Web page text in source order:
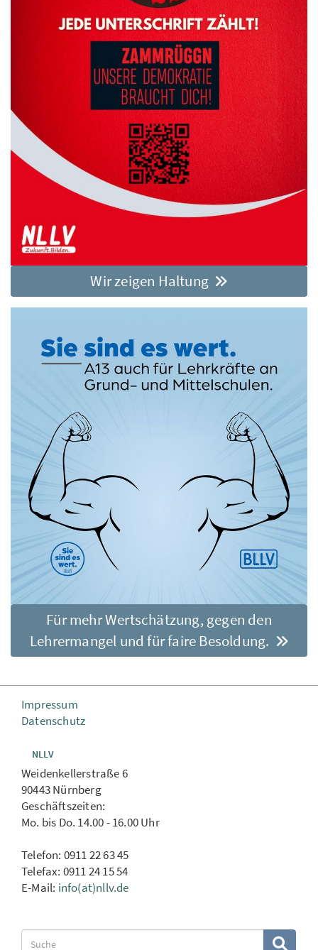
Wir zeigen Haltung
Für mehr Wertschätzung, gegen den
Lehrermangel und für faire Besoldung.
Impressum
Datenschutz
NLLV
Weidenkellerstraße 6
90443 Nürnberg
Geschäftszeiten:
Mo. bis Do. 14.00 - 16.00 Uhr
Telefon: 0911 22 63 45
Telefax: 0911 24 15 54
E-Mail: info(at)nllv.de